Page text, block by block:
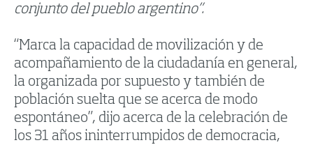
conjunto del pueblo argentino”.
“Marca la capacidad de movilización y de
acompañamiento de la ciudadanía en general,
la organizada por supuesto y también de
población suelta que se acerca de modo
espontáneo”, dijo acerca de la celebración de
los 31 años ininterrumpidos de democracia,